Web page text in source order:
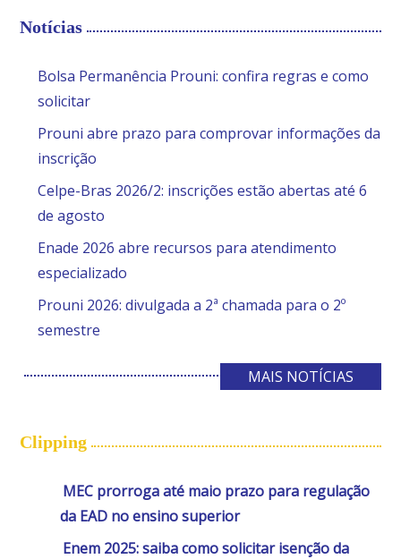
Notícias
Bolsa Permanência Prouni: confira regras e como
solicitar
Prouni abre prazo para comprovar informações da
inscrição
Celpe-Bras 2026/2: inscrições estão abertas até 6
de agosto
Enade 2026 abre recursos para atendimento
especializado
Prouni 2026: divulgada a 2ª chamada para o 2º
semestre
MAIS NOTÍCIAS
Clipping
MEC prorroga até maio prazo para regulação
da EAD no ensino superior
Enem 2025: saiba como solicitar isenção da